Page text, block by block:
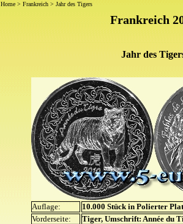
Home > Frankreich > Jahr des Tigers
Frankreich
Jahr des
Auflage:
10.000 Stück in Polierter
Vorderseite:
Tiger, Umschrift: Année du